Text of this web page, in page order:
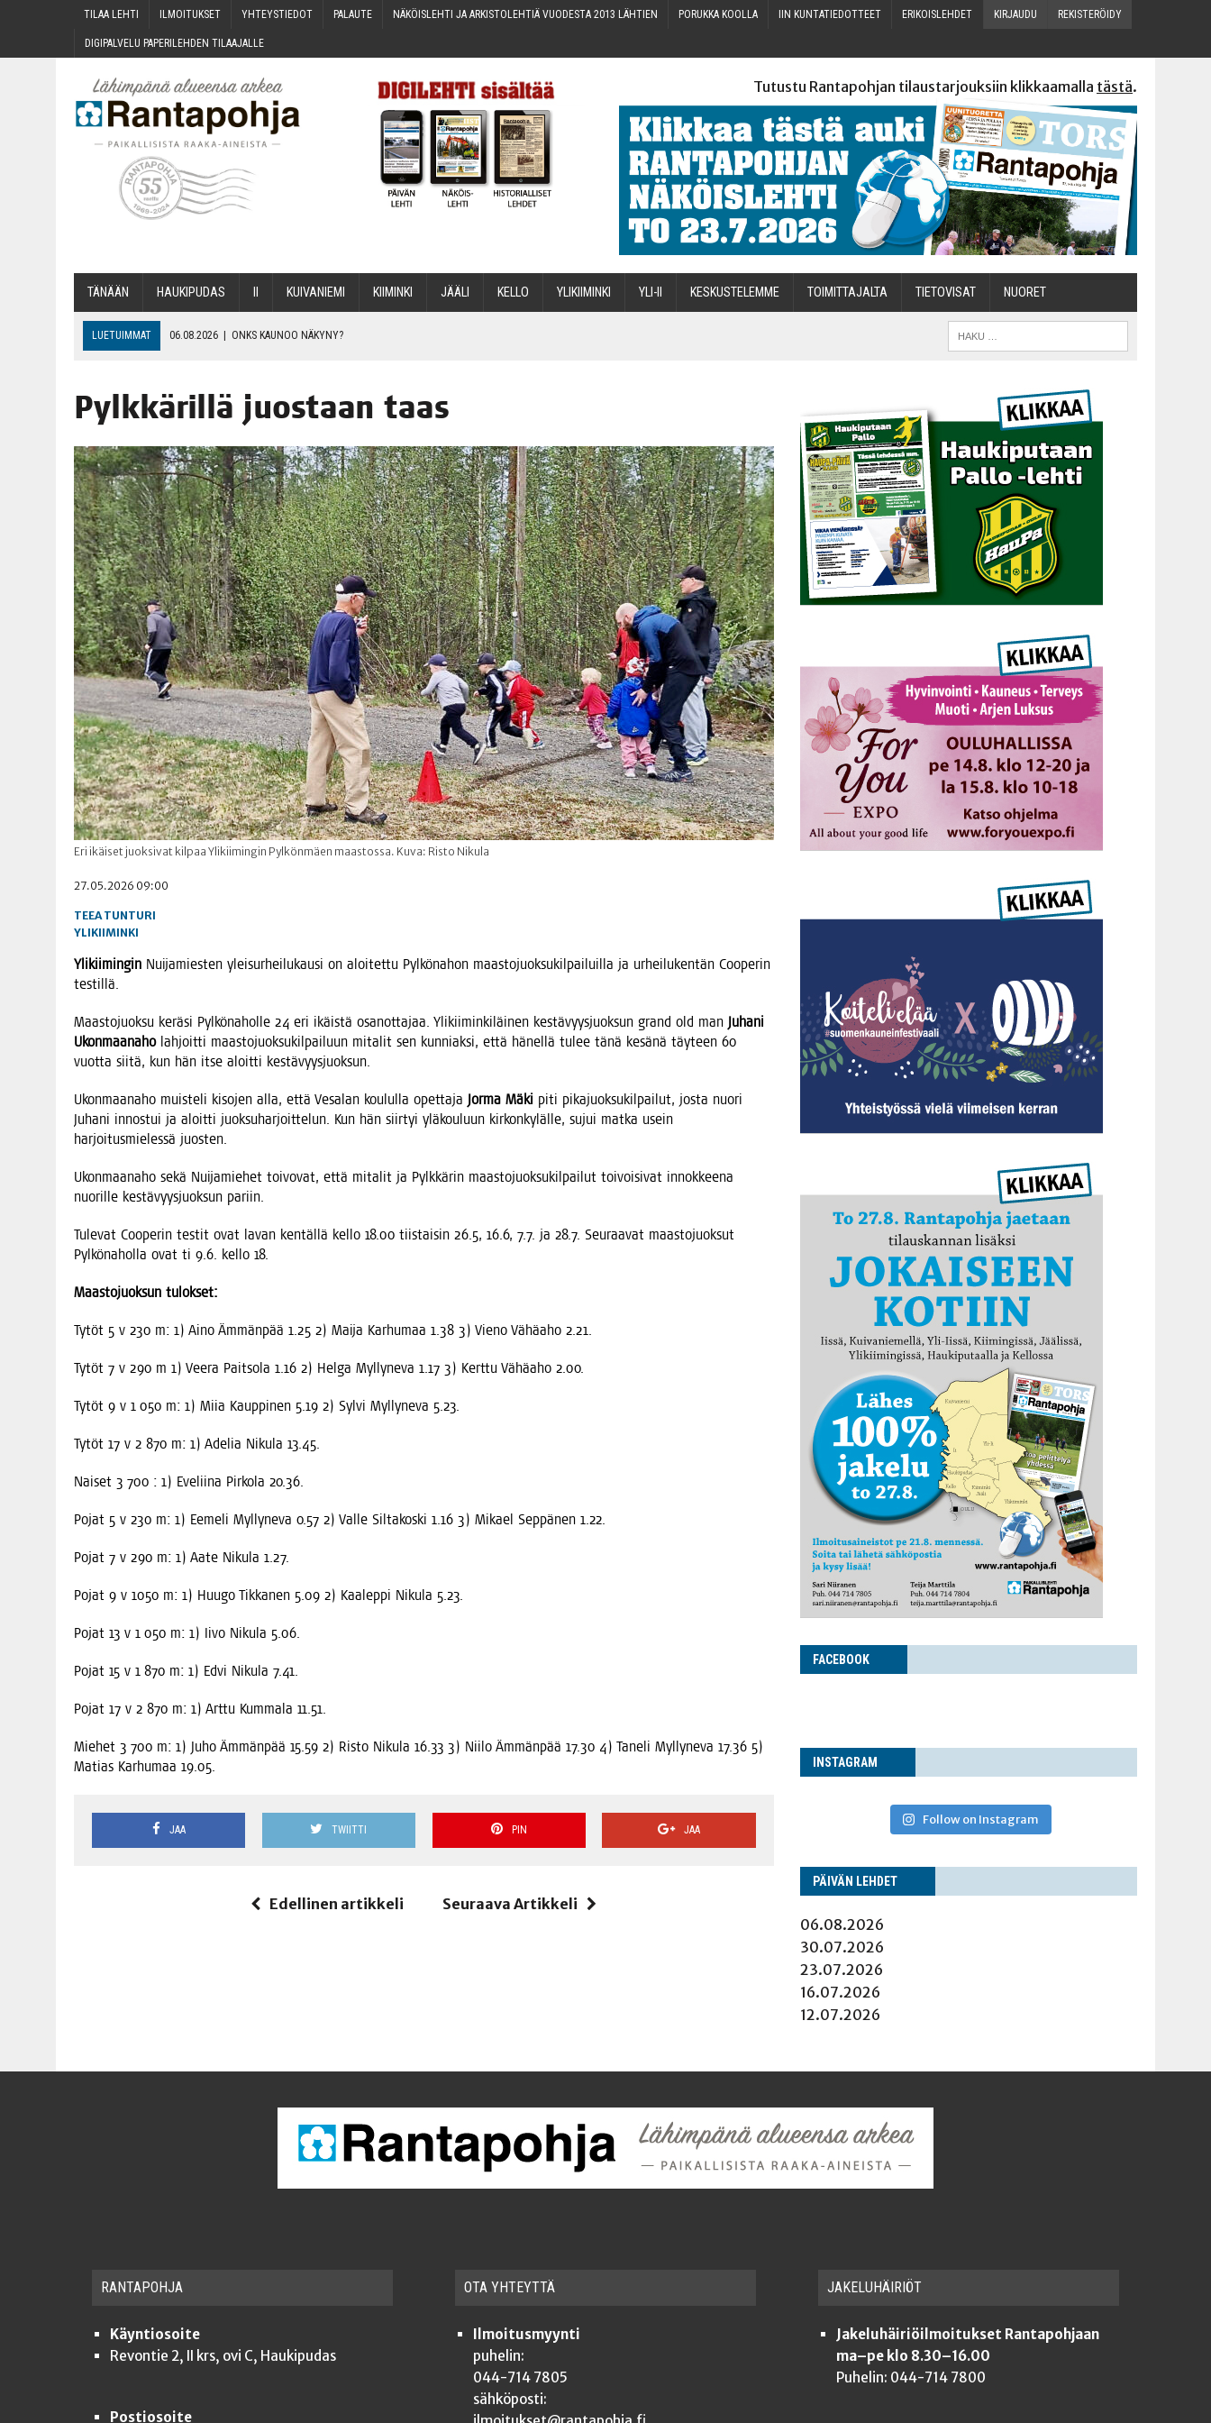
TILAA LEH­TI ILMOI­TUK­SET YHTEYS­TIE­DOT PALAU­TE NÄKÖIS­LEH­TI JA ARKIS­TO­LEH­TIÄ VUO­DES­TA 2013 LÄHTIEN PORUK­KA KOOLLA IIN KUN­TA­TIE­DOT­TEET ERI­KOIS­LEH­DET KIR­JAU­DU REKIS­TE­RÖI­DY
DIGI­PAL­VE­LU PAPE­RI­LEH­DEN TILAAJALLE
Tutustu Rantapohjan tilaustarjouksiin klikkaamalla tästä.
TÄNÄÄN HAU­KI­PU­DAS KUI­VA­NIE­MI KII­MIN­KI JÄÄ­LI KEL­LO YLI­KII­MIN­KI YLI-II KES­KUS­TE­LEM­ME TOI­MIT­TA­JAL­TA TIETOVISAT NUO­RET
LUETUIMMAT 06.08.2026 | ONKS KAU­NOO NÄKYNY?
06.08.2026 | OPIN­TOI­HIN KAN­SA­LAIS­OPIS­TOS­SA VOI SAA­DA AVUSTUSTA
06.08.2026 TOI­VEI­DEN KOTI IISTÄ!
06.08.2026 | KII­MIN­KI­PÄI­VÄT JÄR­JES­TE­TÄÄN PERIN­TEI­TÄ KUNNIOITTAEN
Pylk­kä­ril­lä juos­taan taas
Eri ikäiset juoksivat kilpaa Ylikiimingin Pylkönmäen maastossa. Kuva: Risto Nikula
27.05.2026 09:00
TEEA TUNTURI
YLIKIIMINKI
Yli­kii­min­gin Nui­ja­mies­ten ylei­sur­hei­lu­kausi on aloi­tet­tu Pyl­kö­na­hon maas­to­juok­su­kil­pai­luil­la ja urhei­lu­ken­tän Coo­pe­rin
testillä.
Maas­to­juok­su kerä­si Pyl­kö­na­hol­le 24 eri ikäis­tä osa­not­ta­jaa. Yli­kii­min­ki­läi­nen kes­tä­vyys­juok­sun grand old man Juha­ni
Ukon­maa­na­holah­joit­ti maas­to­juok­su­kil­pai­luun mita­lit sen kun­niak­si, että hänel­lä tulee tänä kesä­nä täy­teen 60
vuot­ta sii­tä, kun hän itse aloit­ti kestävyysjuoksun.
Ukon­maa­na­ho muis­te­li kiso­jen alla, että Vesa­lan kou­lul­la opet­ta­ja Jor­ma Mäki piti pika­juok­su­kil­pai­lut, jos­ta nuo­ri
Juha­ni innos­tui ja aloit­ti juok­su­har­joit­te­lun. Kun hän siir­tyi ylä­kou­luun kir­kon­ky­läl­le, sujui mat­ka usein
har­joi­tus­mie­les­sä juosten.
Ukon­maa­na­ho sekä Nui­ja­mie­het toi­vo­vat, että mita­lit ja Pylk­kä­rin maas­to­juok­su­kil­pai­lut toi­voi­si­vat innok­kee­na
nuo­ril­le kes­tä­vyys­juok­sun pariin.
Tule­vat Coo­pe­rin tes­tit ovat lavan ken­täl­lä kel­lo 18.00 tiis­tai­sin 26.5, 16.6, 7.7. ja 28.7. Seu­raa­vat maas­to­juok­sut
Pyl­kö­na­hol­la ovat ti 9.6. kel­lo 18.
Maas­to­juok­sun tulokset:
Tytöt 5 v 230 m: 1) Aino Ämmän­pää 1.25 2) Mai­ja Kar­hu­maa 1.38 3) Vie­no Vähä­aho 2.21.
Tytöt 7 v 290 m 1) Vee­ra Pait­so­la 1.16 2) Hel­ga Myl­ly­ne­va 1.17 3) Kert­tu Vähä­aho 2.00.
Tytöt 9 v 1 050 m: 1) Miia Kaup­pi­nen 5.19 2) Syl­vi Myl­ly­ne­va 5.23.
Tytöt 17 v 2 870 m: 1) Ade­lia Niku­la 13.45.
Nai­set 3 700 : 1) Eve­lii­na Pir­ko­la 20.36.
Pojat 5 v 230 m: 1) Eeme­li Myl­ly­ne­va 0.57 2) Val­le Sil­ta­kos­ki 1.16 3) Mikael Sep­pä­nen 1.22.
Pojat 7 v 290 m: 1) Aate Niku­la 1.27.
Pojat 9 v 1050 m: 1) Huu­go Tik­ka­nen 5.09 2) Kaa­lep­pi Niku­la 5.23.
Pojat 13 v 1 050 m: 1) Iivo Niku­la 5.06.
Pojat 15 v 1 870 m: 1) Edvi Niku­la 7.41.
Pojat 17 v 2 870 m: 1) Art­tu Kum­ma­la 11.51.
Mie­het 3 700 m: 1) Juho Ämmän­pää 15.59 2) Ris­to Niku­la 16.33 3) Nii­lo Ämmän­pää 17.30 4) Tane­li Myl­ly­ne­va 17.36 5)
Matias Kar­hu­maa 19.05.
JAA TWIITTI PIN JAA
Edellinen artikkeli Seuraava Artikkeli
FACE­BOOK
INS­TA­GRAM
Follow on Instagram
PÄI­VÄN LEHDET
06.08.2026
30.07.2026
23.07.2026
16.07.2026
12.07.2026
RAN­TA­POH­JA
Käyntiosoite
Revontie 2, II krs, ovi C, Haukipudas
Postiosoite
OTA YHTEYT­TÄ
Ilmoitusmyynti
puhelin:
044-714 7805
sähköposti:
JAKE­LU­HÄI­RIÖT
Jakeluhäiriöilmoitukset Rantapohjaan
ma–pe klo 8.30–16.00
Puhelin: 044-714 7800